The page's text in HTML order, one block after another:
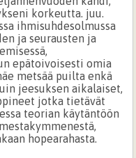
korkeutta. juu.
ihmisuhdesolmussa
ja seurausten ja
epätoivoisesti omia
metsää puilta enkä
jeesuksen aikalaiset,
jotka tietävät
teorian käytäntöön
hopearahasta.